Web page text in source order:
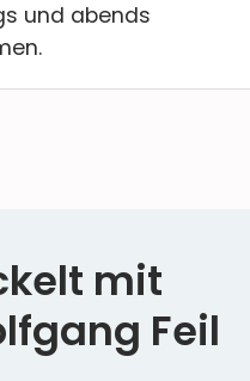
und abends
mit
Feil